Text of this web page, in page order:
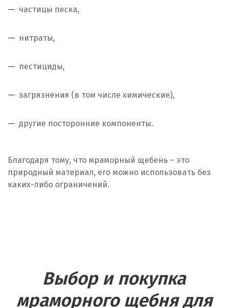
частицы песка,
нитраты,
пестициды,
загрязнения (в том числе химические),
другие посторонние компоненты.
Благодаря тому, что мраморный щебень – это
природный материал, его можно использовать без
каких-либо ограничений.
Выбор и покупка
мраморного щебня для